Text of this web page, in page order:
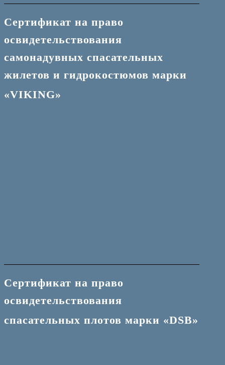
Сертификат на право
освидетельствования
самонадувных спасательных
жилетов и гидрокостюмов марки
«VIKING»
Сертификат на право
освидетельствования
спасательных плотов марки «DSB»